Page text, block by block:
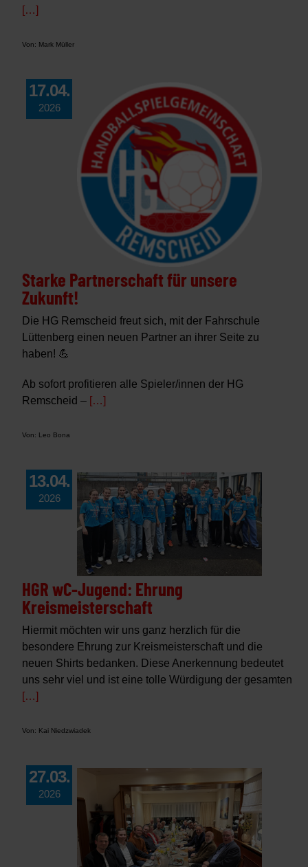
[…]
Von: Mark Müller
17.04.
2026
Starke Partnerschaft für unsere
Zukunft!
Die HG Remscheid freut sich, mit der Fahrschule
Lüttenberg einen neuen Partner an ihrer Seite zu
haben! 💪
Ab sofort profitieren alle Spieler/innen der HG
Remscheid – […]
Von: Leo Bona
13.04.
2026
HGR wC-Jugend: Ehrung
Kreismeisterschaft
Hiermit möchten wir uns ganz herzlich für die
besondere Ehrung zur Kreismeisterschaft und die
neuen Shirts bedanken. Diese Anerkennung bedeutet
uns sehr viel und ist eine tolle Würdigung der gesamten
[…]
Von: Kai Niedzwiadek
27.03.
2026